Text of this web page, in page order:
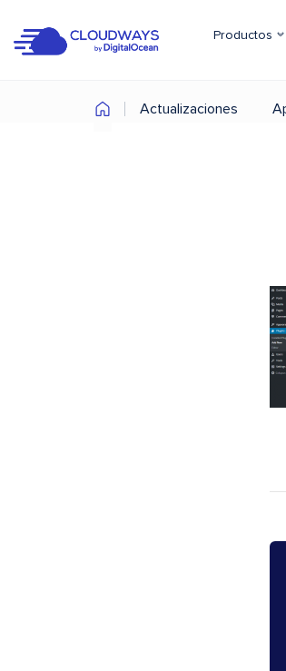
Productos
Actualizaciones